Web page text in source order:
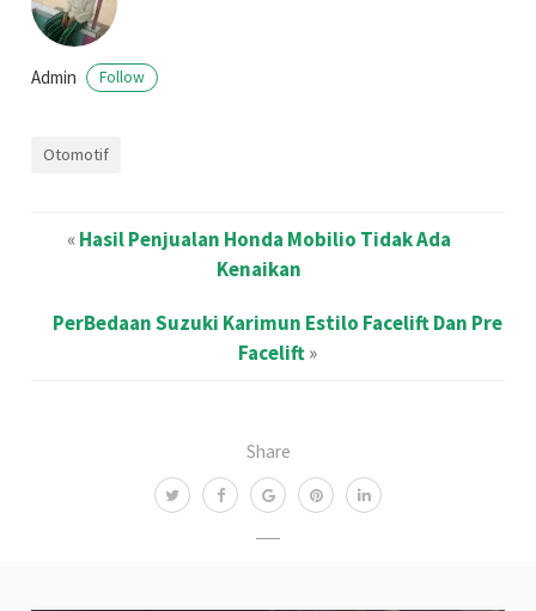
Share
Admin Follow
Otomotif
«Hasil Penjualan Honda Mobilio Tidak Ada
Kenaikan
PerBedaan Suzuki Karimun Estilo Facelift Dan Pre
Facelift»